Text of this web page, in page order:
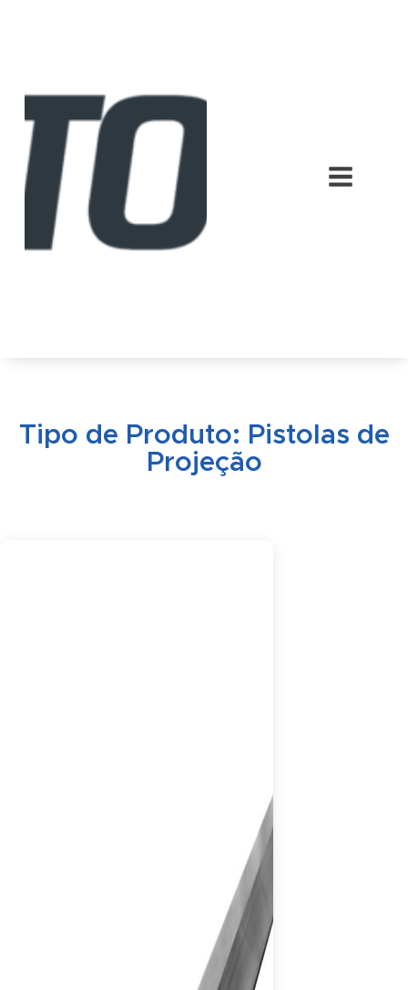
Tipo de Produto: Pistolas de
Projeção